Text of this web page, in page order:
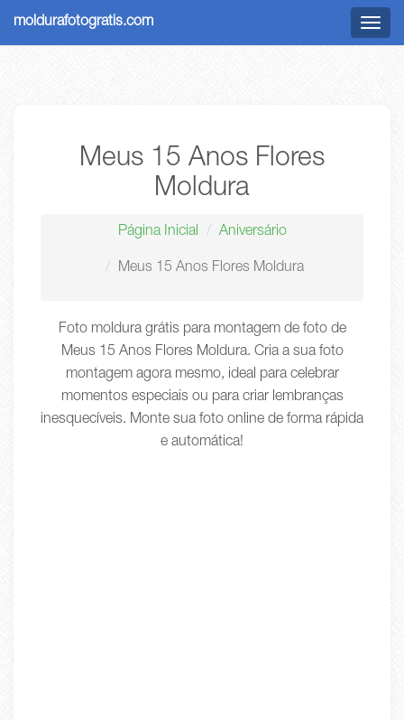
Menu
moldurafotogratis.com
Meus 15 Anos Flores
Moldura
Página Inicial Aniversário
Meus 15 Anos Flores Moldura
Foto moldura grátis para montagem de foto de
Meus 15 Anos Flores Moldura. Cria a sua foto
montagem agora mesmo, ideal para celebrar
momentos especiais ou para criar lembranças
inesquecíveis. Monte sua foto online de forma rápida
e automática!